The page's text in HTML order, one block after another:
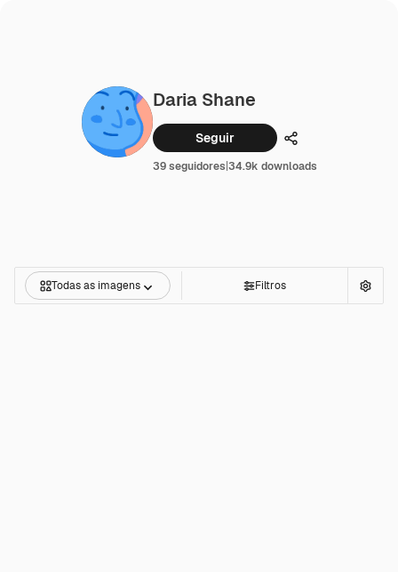
Daria Shane
Seguir Compartilhar
39 seguidores|34.9k downloads
Todas as imagens Filtros